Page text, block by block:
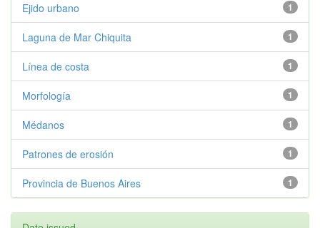
1
Ejido urbano
1
Laguna de Mar Chiquita
1
Línea de costa
1
Morfología
1
Médanos
1
Patrones de erosión
1
Provincia de Buenos Aires